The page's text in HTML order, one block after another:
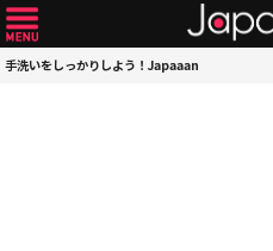
手洗いをしっかりしよう！Japaaan